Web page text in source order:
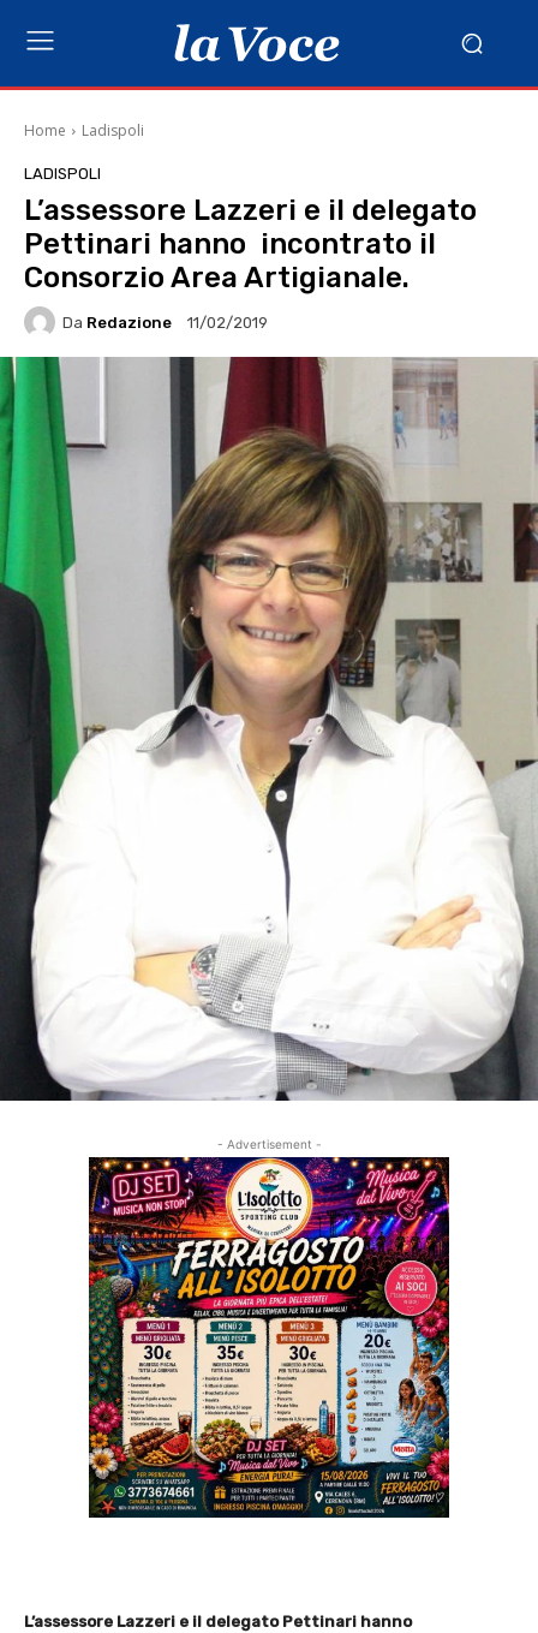
Home Ladispoli
LADISPOLI
L’assessore Lazzeri e il delegato
Pettinari hanno incontrato il
Consorzio Area Artigianale.
Da Redazione 11/02/2019
- Advertisement -
L’assessore Lazzeri e il delegato Pettinari hanno